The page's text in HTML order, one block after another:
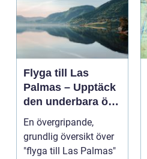
Flyga till Las
Palmas – Upptäck
den underbara ön
Gran Canaria
En övergripande,
grundlig översikt över
"flyga till Las Palmas"